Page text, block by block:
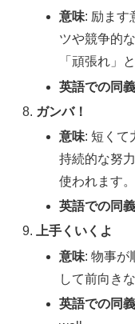
意味: 励ます
ツや競争的
「頑張れ」
英語での同
ガンバ！
意味: 短くて
持続的な努
使われます。
英語での同
上手くいくよ
意味: 物事が
して前向き
英語での同